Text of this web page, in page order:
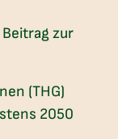
zur
(THG)
2050